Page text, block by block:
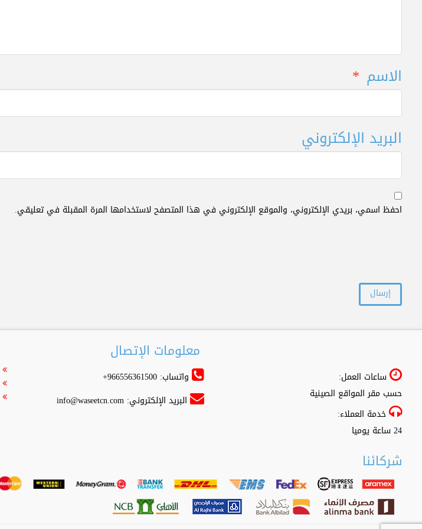
الاسم *
البريد الإلكتروني
احفظ اسمي، بريدي الإلكتروني، والموقع الإلكتروني في هذا المتصفح لاستخدامها المرة المقبلة في تعليقي.
معلومات الإتصال
واتساب: 966556361500+
البريد الإلكتروني: info@waseetcn.com
ساعات العمل:
حسب مقر المواقع الصينية
خدمة العملاء:
24 ساعة يوميا
شركائنا